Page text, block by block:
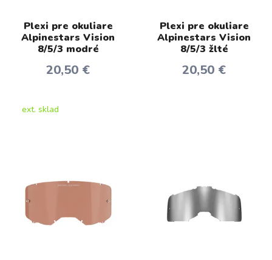
Plexi pre okuliare
Alpinestars Vision
8/5/3 modré
20,50 €
ext. sklad
Plexi pre okuliare
Alpinestars Vision
8/5/3 žlté
20,50 €